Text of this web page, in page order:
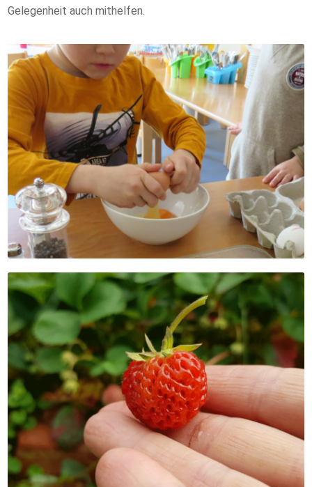
Gelegenheit auch mithelfen.